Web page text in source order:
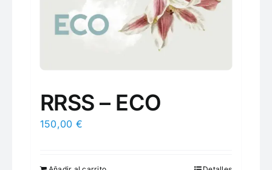
RRSS – ECO
150,00 €